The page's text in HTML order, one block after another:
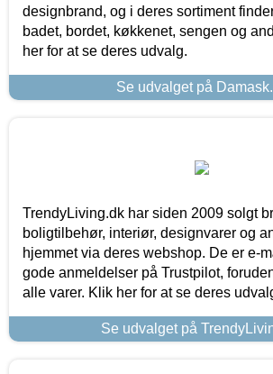
designbrand, og i deres sortiment
badet, bordet, køkkenet, sengen og
her for at se deres udvalg.
Se udvalget på
TrendyLiving.dk har siden 2009 solgt
boligtilbehør, interiør, designvarer og
hjemmet via deres webshop. De er e-
gode anmeldelser på Trustpilot,
alle varer. Klik her for at se deres
Se udvalget på